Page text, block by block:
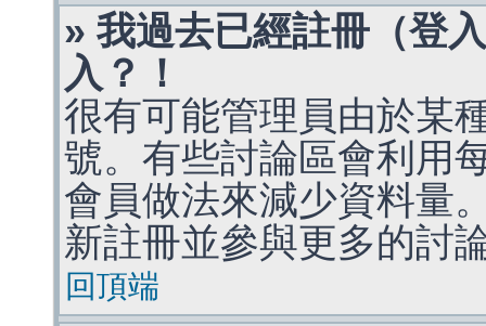
» 我過去已經註冊（登
入？！
很有可能管理員由於某
號。有些討論區會利用
會員做法來減少資料量
新註冊並參與更多的討
回頂端